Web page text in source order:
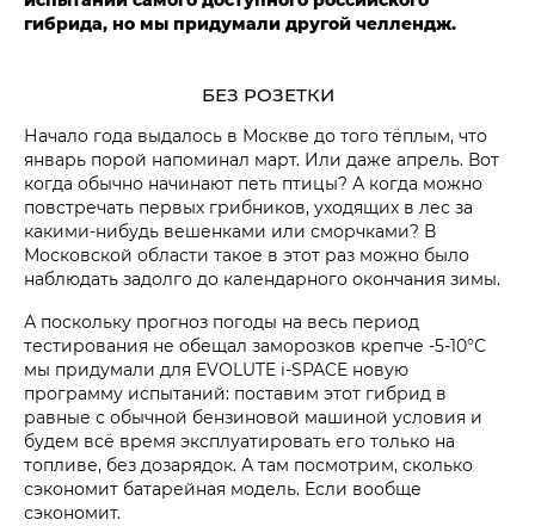
гибрида, но мы придумали другой челлендж.
БЕЗ РОЗЕТКИ
Начало года выдалось в Москве до того тёплым, что
январь порой напоминал март. Или даже апрель. Вот
когда обычно начинают петь птицы? А когда можно
повстречать первых грибников, уходящих в лес за
какими-нибудь вешенками или сморчками? В
Московской области такое в этот раз можно было
наблюдать задолго до календарного окончания зимы.
А поскольку прогноз погоды на весь период
тестирования не обещал заморозков крепче -5-10°С
мы придумали для EVOLUTE i‑SPACE новую
программу испытаний: поставим этот гибрид в
равные с обычной бензиновой машиной условия и
будем всё время эксплуатировать его только на
топливе, без дозарядок. А там посмотрим, сколько
сэкономит батарейная модель. Если вообще
сэкономит.